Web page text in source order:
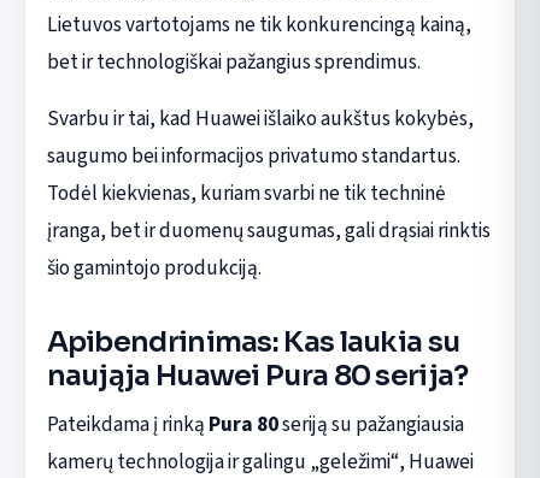
Lietuvos vartotojams ne tik konkurencingą kainą,
bet ir technologiškai pažangius sprendimus.
Svarbu ir tai, kad Huawei išlaiko aukštus kokybės,
saugumo bei informacijos privatumo standartus.
Todėl kiekvienas, kuriam svarbi ne tik techninė
įranga, bet ir duomenų saugumas, gali drąsiai rinktis
šio gamintojo produkciją.
Apibendrinimas: Kas laukia su
naująja Huawei Pura 80 serija?
Pateikdama į rinką Pura 80seriją su pažangiausia
kamerų technologija ir galingu „geležimi“, Huawei